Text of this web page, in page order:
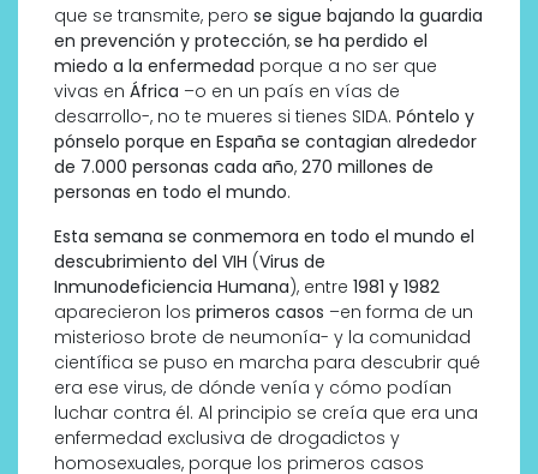
que se transmite, pero se sigue bajando la guardia
en prevención y protección, se ha perdido el
miedo a la enfermedad porque a no ser que
vivas en África –o en un país en vías de
desarrollo-, no te mueres si tienes SIDA. Póntelo y
pónselo porque en España se contagian alrededor
de 7.000 personas cada año, 270 millones de
personas en todo el mundo.
Esta semana se conmemora en todo el mundo el
descubrimiento del VIH (Virus de
Inmunodeficiencia Humana), entre 1981 y 1982
aparecieron los primeros casos –en forma de un
misterioso brote de neumonía- y la comunidad
científica se puso en marcha para descubrir qué
era ese virus, de dónde venía y cómo podían
luchar contra él. Al principio se creía que era una
enfermedad exclusiva de drogadictos y
homosexuales, porque los primeros casos